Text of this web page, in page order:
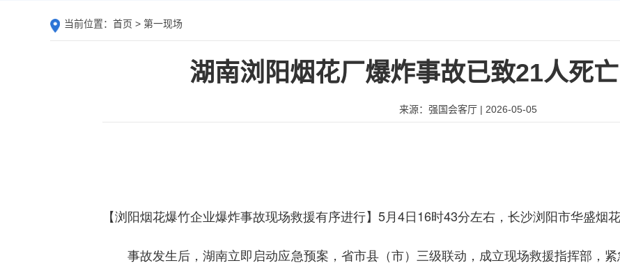
当前位置： 首页 > 第一现场
湖南浏阳烟花厂爆炸事故已致21人死
来源：强国会客厅 | 2026-05-05
【浏阳烟花爆竹企业爆炸事故现场救援有序进行】5月4日16时43分左右，长沙浏阳市华盛烟
事故发生后，湖南立即启动应急预案，省市县（市）三级联动，成立现场救援指挥部，